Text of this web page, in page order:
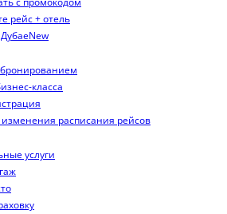
рейс + отель
New
класса
расписания рейсов
услуги